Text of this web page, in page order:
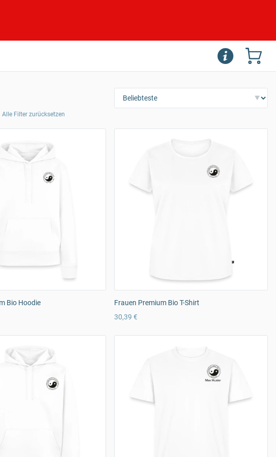
Alle Filter zurücksetzen
Bio Hoodie
Frauen Premium Bio T-Shirt
30,39 €